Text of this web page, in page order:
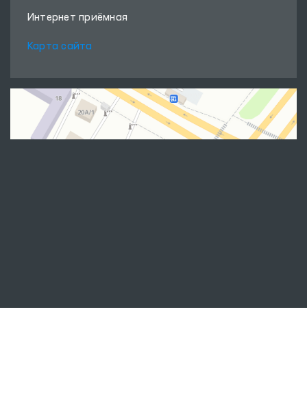
Интернет приёмная
Карта сайта